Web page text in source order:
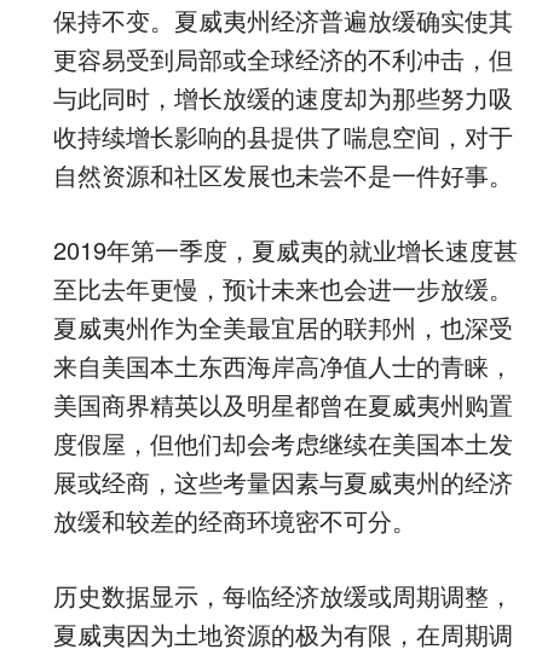
保持不变。夏威夷州经济普遍放缓确实使其
更容易受到局部或全球经济的不利冲击，但
与此同时，增长放缓的速度却为那些努力吸
收持续增长影响的县提供了喘息空间，对于
自然资源和社区发展也未尝不是一件好事。
2019年第一季度，夏威夷的就业增长速度甚
至比去年更慢，预计未来也会进一步放缓。
夏威夷州作为全美最宜居的联邦州，也深受
来自美国本土东西海岸高净值人士的青睐，
美国商界精英以及明星都曾在夏威夷州购置
度假屋，但他们却会考虑继续在美国本土发
展或经商，这些考量因素与夏威夷州的经济
放缓和较差的经商环境密不可分。
历史数据显示，每临经济放缓或周期调整，
夏威夷因为土地资源的极为有限，在周期调